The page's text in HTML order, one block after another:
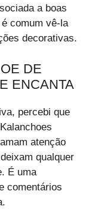
a boas
comum vê-la
decorativas.
DE
ENCANTA
percebi que
atenção
qualquer
É uma
comentários